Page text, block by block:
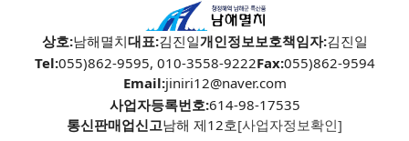
상호:남해멸치대표:김진일개인정보보호책임자:김진일
Tel:055)862-9595, 010-3558-9222Fax:055)862-9594
Email:jiniri12@naver.com
사업자등록번호:614-98-17535
통신판매업신고남해 제12호[사업자정보확인]